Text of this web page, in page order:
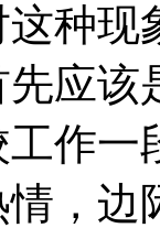
种现
应该
作一
，边